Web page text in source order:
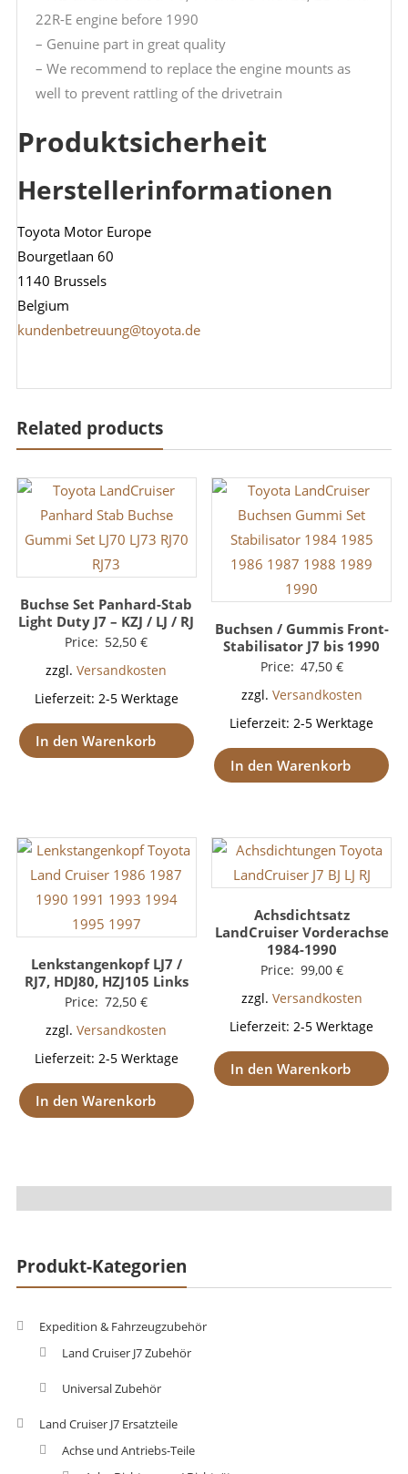
22R-E engine before 1990
– Genuine part in great quality
– We recommend to replace the engine mounts as
well to prevent rattling of the drivetrain
Produktsicherheit
Herstellerinformationen
Toyota Motor Europe
Bourgetlaan 60
1140 Brussels
Belgium
kundenbetreuung@toyota.de
Related products
Buchse Set Panhard-Stab
Light Duty J7 – KZJ / LJ / RJ
Price: 52,50€
zzgl.Versandkosten
Lieferzeit: 2-5 Werktage
In den Warenkorb
Buchsen / Gummis Front-
Stabilisator J7 bis 1990
Price: 47,50 €
zzgl. Versandkosten
Lieferzeit:2-5 Werktage
In den Warenkorb
Lenkstangenkopf LJ7 /
RJ7, HDJ80, HZJ105 Links
Price: 72,50€
zzgl.Versandkosten
Lieferzeit: 2-5 Werktage
In den Warenkorb
Achsdichtsatz
LandCruiser Vorderachse
1984-1990
Price: 99,00 €
zzgl. Versandkosten
Lieferzeit:2-5 Werktage
In den Warenkorb
Produkt-Kategorien
Expedition & Fahrzeugzubehör
Land Cruiser J7 Zubehör
Universal Zubehör
Land Cruiser J7 Ersatzteile
Achse und Antriebs-Teile